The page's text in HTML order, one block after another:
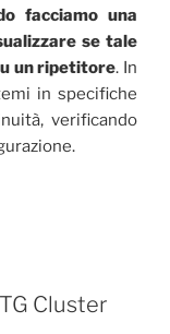
facciamo una
se tale
un ripetitore. In
in specifiche
verificando
Cluster